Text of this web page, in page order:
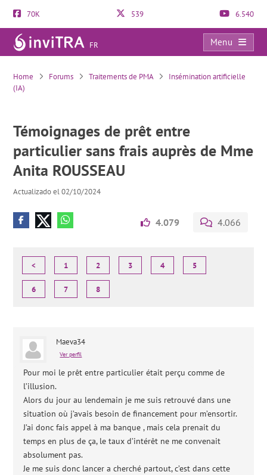
70K 539 6.540
FR
Menu
Témoignages de prêt entre particulier sans frais auprès de Mme Anita ROUSSEAU
Home Forums Traitements de PMA
Insémination artificielle
(IA)
Témoignages de prêt entre
particulier sans frais auprès de Mme
Anita ROUSSEAU
Actualizado el 02/10/2024
4.079 4.066
< 1 2 3 4 5
6 7 8
Maeva34
Ver perfil
Pour moi le prêt entre particulier était perçu comme de
l’illusion.
Alors du jour au lendemain je me suis retrouvé dans une
situation où j’avais besoin de financement pour m’ensortir.
J’ai donc fais appel à ma banque , mais cela prenait du
temps en plus de ça, le taux d’intérêt ne me convenait
absolument pas.
Je me suis donc lancer a cherché partout, c’est dans cette